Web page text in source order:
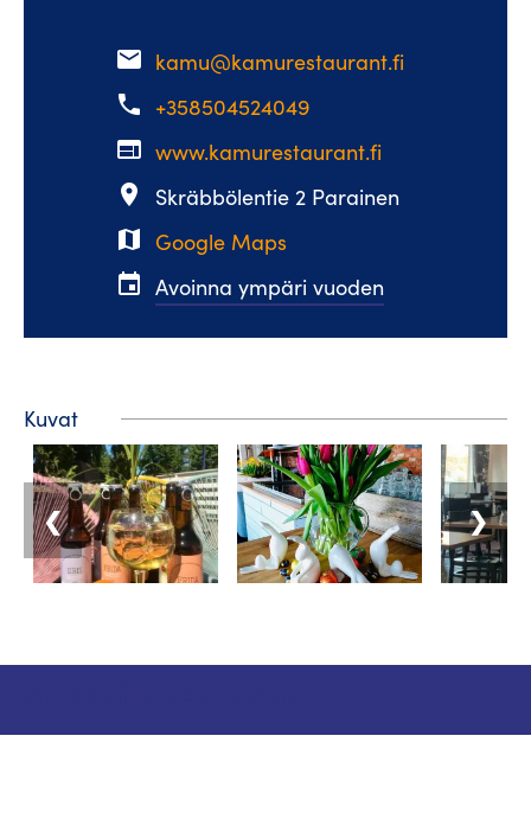
email kamu@kamurestaurant.fi
phone +358504524049
web www.kamurestaurant.fi
place
Skräbbölentie 2 Parainen
map Google Maps
event Avoinna ympäri vuoden
Kuvat
❮ ❯